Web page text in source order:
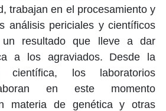
trabajan en el procesamiento y
análisis periciales y científicos
un resultado que lleve a dar
a los agraviados. Desde la
científica, los laboratorios
en este momento
materia de genética y otras